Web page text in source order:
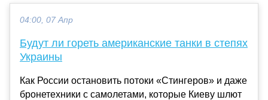
04:00, 07 Апр
Будут ли гореть американские танки в степях
Украины
Как России остановить потоки «Стингеров» и даже
бронетехники с самолетами, которые Киеву шлют